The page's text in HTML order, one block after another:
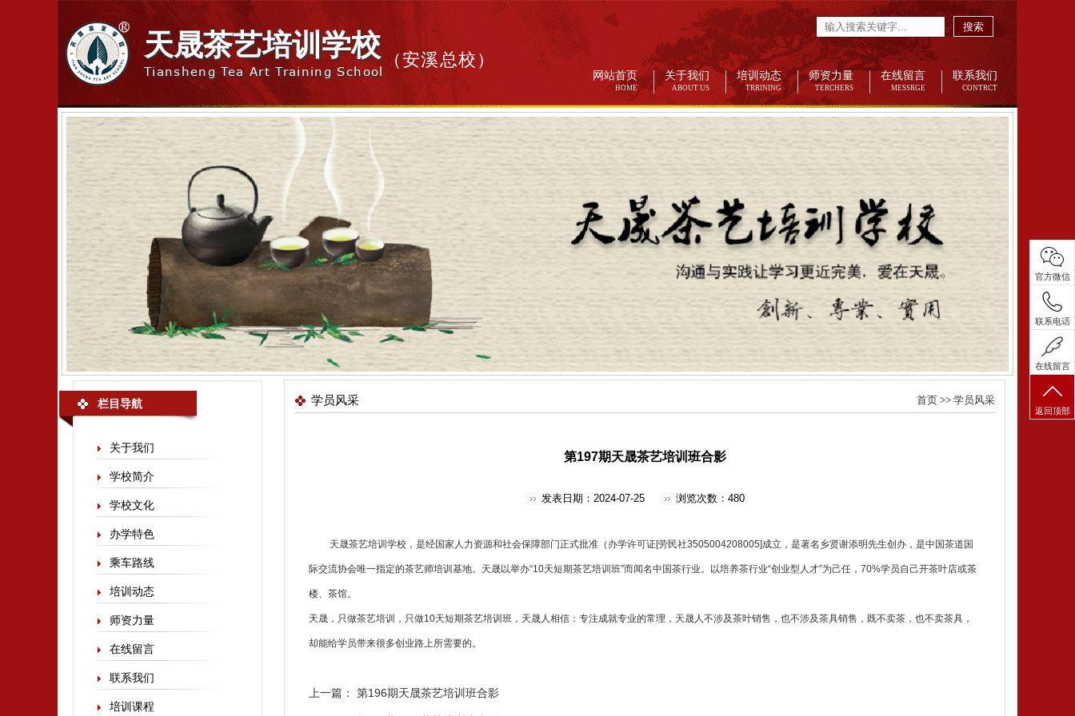
天晟茶艺培训学校
Tiansheng Tea Art Training School
（安溪总校）
网站首页
HOME
关于我们
ABOUT US
培训动态
TRRINING
师资力量
TERCHERS
在线留言
MESSRGE
联系我们
CONTRCT
搜索
栏目导航
关于我们
学校简介
学校文化
办学特色
乘车路线
培训动态
师资力量
在线留言
联系我们
培训课程
首页>> 学员风采
学员风采
第197期天晟茶艺培训班合影
发表日期：2024-07-25 浏览次数： 480
天晟茶艺培训 学校，是经国家人力资源和社会保障部门正式批准（办学许可证[劳民社3505004208005]成立，是著名乡贤谢添明先生创办，是中国茶道国
际交流协会唯一指定的茶艺师培训 基地。天晟以举办“10天短期茶艺培训班”而闻名中国茶行业。以培养茶行业“创业型人才”为己任，70%学员自己开茶叶店或茶
楼、茶馆。
天晟，只做茶艺培训，只做10天短期茶艺培训班，天晟人相信：专注成就专业的常理，天晟人不涉及茶叶销售，也不涉及茶具销售，既不卖茶，也不卖茶具，
却能给学员带来很多创业路上所需要的。
上一篇： 第196期天晟茶艺培训班合影
官方微信
联系电话
在线留言
返回顶部